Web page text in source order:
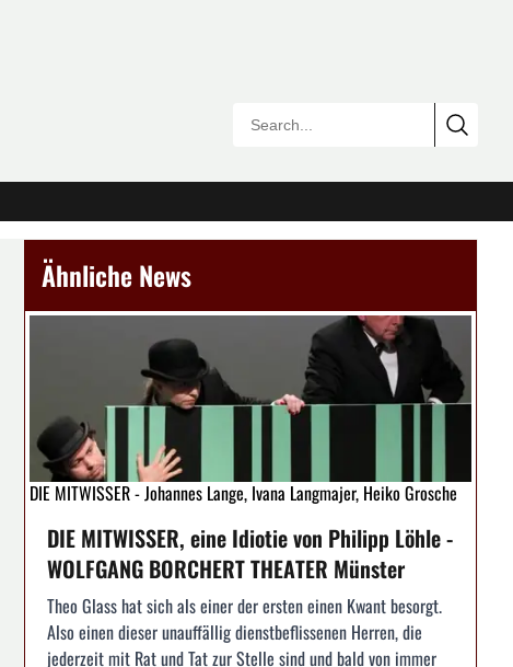
Ähnliche News
DIE MITWISSER - Johannes Lange, Ivana Langmajer, Heiko Grosche
DIE MITWISSER, eine Idiotie von Philipp Löhle -
WOLFGANG BORCHERT THEATER Münster
Theo Glass hat sich als einer der ersten einen Kwant besorgt.
Also einen dieser unauffällig dienstbeflissenen Herren, die
jederzeit mit Rat und Tat zur Stelle sind und bald von immer